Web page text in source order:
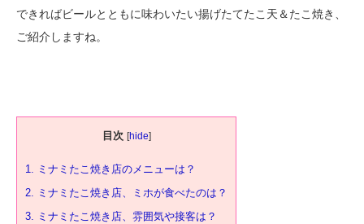
できればビールとともに味わいたい揚げたてたこ天＆たこ焼き、
ご紹介しますね。
目次 [hide]
1. ミナミたこ焼き店のメニューは？
2. ミナミたこ焼き店、ミホが食べたのは？
3. ミナミたこ焼き店、雰囲気や接客は？